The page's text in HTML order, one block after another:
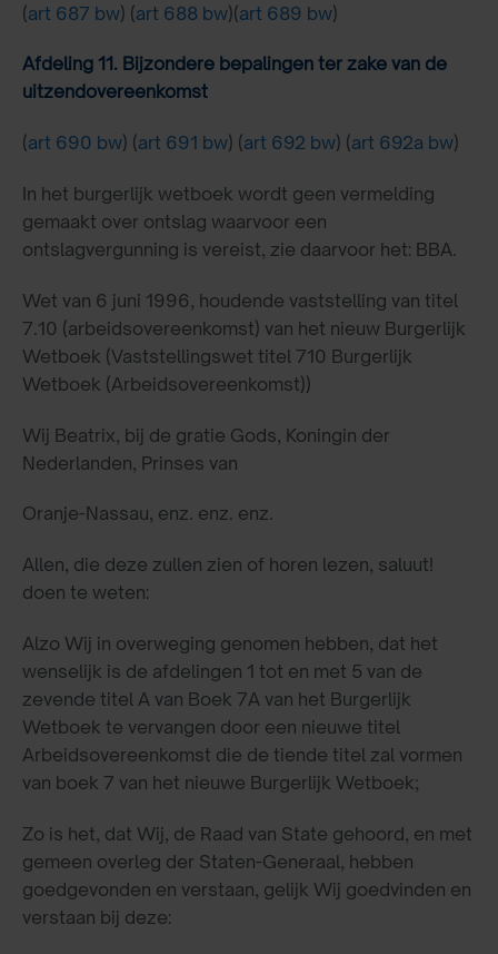
(art 687 bw) (art 688 bw)(art 689 bw)
Afdeling 11. Bijzondere bepalingen ter zake van de
uitzendovereenkomst
(art 690 bw) (art 691 bw) (art 692 bw) (art 692a bw)
In het burgerlijk wetboek wordt geen vermelding
gemaakt over ontslag waarvoor een
ontslagvergunning is vereist, zie daarvoor het: BBA.
Wet van 6 juni 1996, houdende vaststelling van titel
7.10 (arbeidsovereenkomst) van het nieuw Burgerlijk
Wetboek (Vaststellingswet titel 710 Burgerlijk
Wetboek (Arbeidsovereenkomst))
Wij Beatrix, bij de gratie Gods, Koningin der
Nederlanden, Prinses van
Oranje-Nassau, enz. enz. enz.
Allen, die deze zullen zien of horen lezen, saluut!
doen te weten:
Alzo Wij in overweging genomen hebben, dat het
wenselijk is de afdelingen 1 tot en met 5 van de
zevende titel A van Boek 7A van het Burgerlijk
Wetboek te vervangen door een nieuwe titel
Arbeidsovereenkomst die de tiende titel zal vormen
van boek 7 van het nieuwe Burgerlijk Wetboek;
Zo is het, dat Wij, de Raad van State gehoord, en met
gemeen overleg der Staten-Generaal, hebben
goedgevonden en verstaan, gelijk Wij goedvinden en
verstaan bij deze: